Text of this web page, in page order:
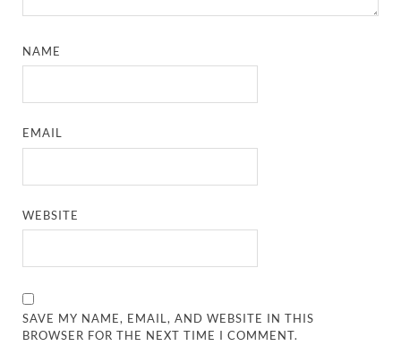
NAME
EMAIL
WEBSITE
SAVE MY NAME, EMAIL, AND WEBSITE IN THIS
BROWSER FOR THE NEXT TIME I COMMENT.